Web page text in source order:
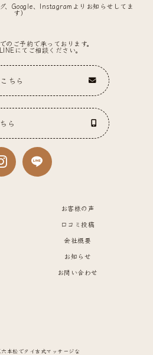
、Google、Instagramよりお知らせしてま
す）
のご予約で承っております。
にてご相談ください。
ちら
ら
お客様の声
口コミ投稿
会社概要
お知らせ
お問い合わせ
本松でタイ古式マッサージな